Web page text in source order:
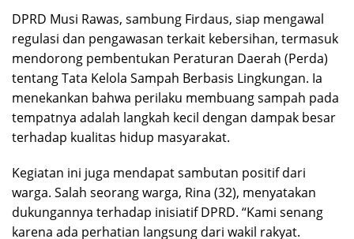
DPRD Musi Rawas, sambung Firdaus, siap mengawal
regulasi dan pengawasan terkait kebersihan, termasuk
mendorong pembentukan Peraturan Daerah (Perda)
tentang Tata Kelola Sampah Berbasis Lingkungan. Ia
menekankan bahwa perilaku membuang sampah pada
tempatnya adalah langkah kecil dengan dampak besar
terhadap kualitas hidup masyarakat.
Kegiatan ini juga mendapat sambutan positif dari
warga. Salah seorang warga, Rina (32), menyatakan
dukungannya terhadap inisiatif DPRD. “Kami senang
karena ada perhatian langsung dari wakil rakyat.